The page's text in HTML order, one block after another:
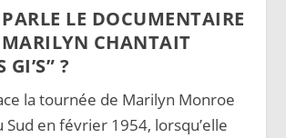
LE DOCUMENTAIRE
CHANTAIT
GI’S” ?
la tournée de Marilyn Monroe
Sud en février 1954, lorsqu’elle